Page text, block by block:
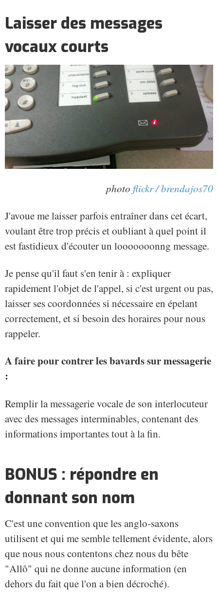
Laisser des messages
vocaux courts
photo flickr / brendajos70
J'avoue me laisser parfois entraîner dans cet écart,
voulant être trop précis et oubliant à quel point il
est fastidieux d'écouter un looooooonng message.
Je pense qu'il faut s'en tenir à : expliquer
rapidement l'objet de l'appel, si c'est urgent ou pas,
laisser ses coordonnées si nécessaire en épelant
correctement, et si besoin des horaires pour nous
rappeler.
A faire pour contrer les bavards sur messagerie
:
Remplir la messagerie vocale de son interlocuteur
avec des messages interminables, contenant des
informations importantes tout à la fin.
BONUS : répondre en
donnant son nom
C'est une convention que les anglo-saxons
utilisent et qui me semble tellement évidente, alors
que nous nous contentons chez nous du bête
"Allô" qui ne donne aucune information (en
dehors du fait que l'on a bien décroché).